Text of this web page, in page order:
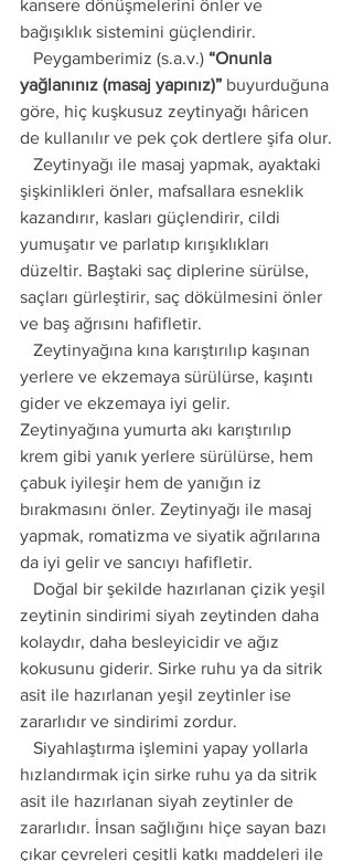
kansere dönüşmelerini önler ve
bağışıklık sistemini güçlendirir.
   Peygamberimiz (s.a.v.)
“Onunla
yağlanınız (masaj yapınız)” buyurduğuna
göre, hiç kuşkusuz zeytinyağı hâricen
de kullanılır ve pek çok dertlere şifa olur.
şişkinlikleri önler, mafsallara esneklik
kazandırır, kasları güçlendirir, cildi
yumuşatır ve parlatıp kırışıklıkları
düzeltir. Baştaki saç diplerine sürülse,
saçları gürleştirir, saç dökülmesini önler
ve baş ağrısını hafifletir.
yerlere ve ekzemaya sürülürse, kaşıntı
gider ve ekzemaya iyi gelir.
Zeytinyağına yumurta akı karıştırılıp
krem gibi yanık yerlere sürülürse, hem
çabuk iyileşir hem de yanığın iz
bırakmasını önler. Zeytinyağı ile masaj
yapmak, romatizma ve siyatik ağrılarına
da iyi gelir ve sancıyı hafifletir.
zeytinin sindirimi siyah zeytinden daha
kolaydır, daha besleyicidir ve ağız
kokusunu giderir. Sirke ruhu ya da sitrik
asit ile hazırlanan yeşil zeytinler ise
zararlıdır ve sindirimi zordur.
hızlandırmak için sirke ruhu ya da sitrik
asit ile hazırlanan siyah zeytinler de
zararlıdır. İnsan sağlığını hiçe sayan bazı
çıkar çevreleri çeşitli katkı maddeleri ile